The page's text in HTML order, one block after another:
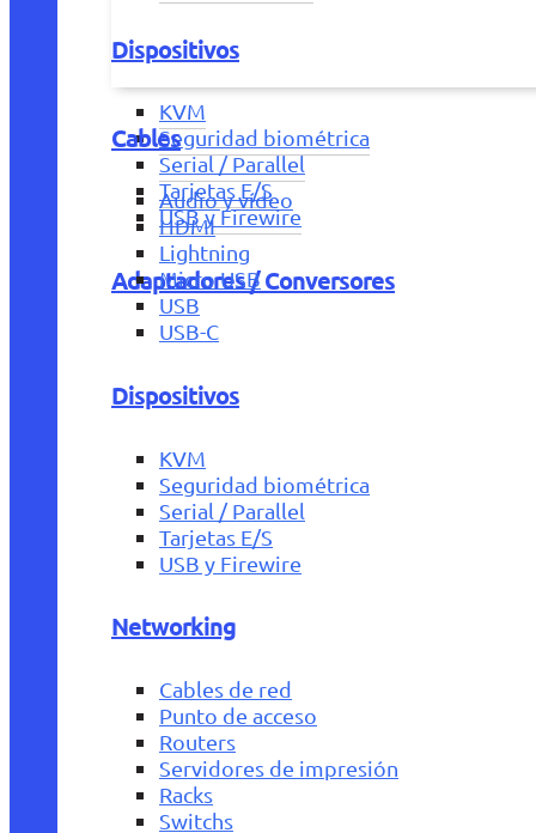
Dispositivos
KVM
Seguridad biométrica
Serial / Parallel
Tarjetas E/S
USB y Firewire
Adaptadores / Conversores
Cables
Audio y vídeo
HDMI
Lightning
Micro USB
USB
USB-C
Dispositivos
KVM
Seguridad biométrica
Serial / Parallel
Tarjetas E/S
USB y Firewire
Networking
Cables de red
Punto de acceso
Routers
Servidores de impresión
Racks
Switchs